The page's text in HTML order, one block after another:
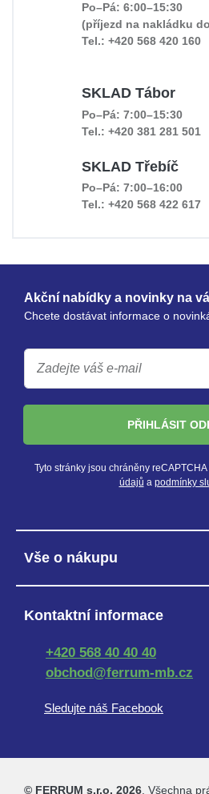
Po–Pá: 6:00–15:30
(příjezd na nakládku
Tel.: +420 568 420 160
SKLAD Tábor
Po–Pá: 7:00–15:30
Tel.: +420 381 281 501
SKLAD Třebíč
Po–Pá: 7:00–16:00
Tel.: +420 568 422 617
Akční nabídky a novinky na
Chcete dostávat informace o
PŘIHLÁSIT
Tyto stránky jsou chráněny
údajů a podmínky
Vše o nákupu
Kontaktní informace
+420 568 40 40 40
obchod@ferrum-mb.cz
Sledujte náš Facebook
© FERRUM s.r.o. 2026. Všechna